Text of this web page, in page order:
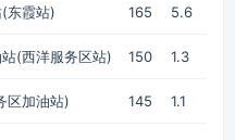
东霞站) 165 5.6
(西洋服务区站) 150 1.3
区加油站) 145 1.1